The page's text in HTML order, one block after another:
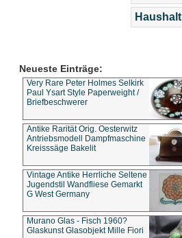
Haushalt
Neueste Einträge:
Very Rare Peter Holmes Selkirk
Paul Ysart Style Paperweight /
Briefbeschwerer
Antike Rarität Orig. Oesterwitz
Antriebsmodell Dampfmaschine
Kreisssäge Bakelit
Vintage Antike Herrliche Seltene
Jugendstil Wandfliese Gemarkt
G West Germany
Murano Glas - Fisch 1960?
Glaskunst Glasobjekt Mille Fiori